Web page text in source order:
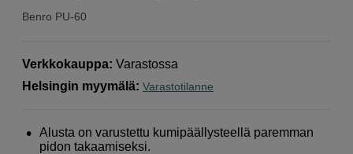
Benro PU-60
Verkkokauppa: Varastossa
Helsingin myymälä: Varastotilanne
Alusta on varustettu kumipäällysteellä paremman
pidon takaamiseksi.